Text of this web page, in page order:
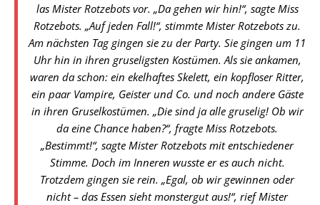
las Mister Rotzebots vor. „Da gehen wir hin!“, sagte Miss
Rotzebots. „Auf jeden Fall!“, stimmte Mister Rotzebots zu.
Am nächsten Tag gingen sie zu der Party. Sie gingen um 11
Uhr hin in ihren gruseligsten Kostümen. Als sie ankamen,
waren da schon: ein ekelhaftes Skelett, ein kopfloser Ritter,
ein paar Vampire, Geister und Co. und noch andere Gäste
in ihren Gruselkostümen. „Die sind ja alle gruselig! Ob wir
da eine Chance haben?“, fragte Miss Rotzebots.
„Bestimmt!“, sagte Mister Rotzebots mit entschiedener
Stimme. Doch im Inneren wusste er es auch nicht.
Trotzdem gingen sie rein. „Egal, ob wir gewinnen oder
nicht – das Essen sieht monstergut aus!“, rief Mister